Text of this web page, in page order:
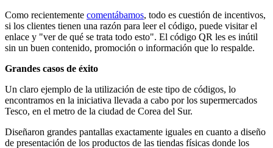
Como recientemente comentábamos, todo es cuestión de incentivos,
si los clientes tienen una razón para leer el código, puede visitar el
enlace y "ver de qué se trata todo esto". El código QR les es inútil
sin un buen contenido, promoción o información que lo respalde.
Grandes casos de éxito
Un claro ejemplo de la utilización de este tipo de códigos, lo
encontramos en la iniciativa llevada a cabo por los supermercados
Tesco, en el metro de la ciudad de Corea del Sur.
Diseñaron grandes pantallas exactamente iguales en cuanto a diseño
de presentación de los productos de las tiendas físicas donde los